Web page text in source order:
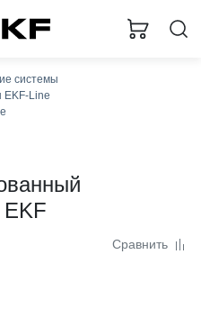
системы
EKF-Line
Сравнить